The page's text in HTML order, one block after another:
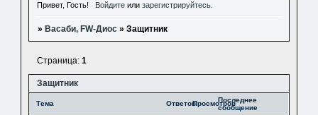
Привет, Гость! Войдитеили зарегистрируйтесь.
» Васаби, FW-Диос »Защитник
Защитник
Страница:1
Тема ОтветовПросмотровПоследнее
сообщение